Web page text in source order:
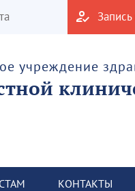
учреждение
КОНТАКТЫ